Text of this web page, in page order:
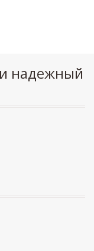
надежный